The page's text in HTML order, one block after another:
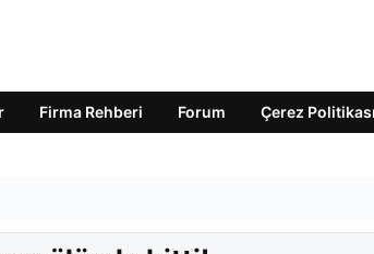
Firma Rehberi Forum Çerez Politikası